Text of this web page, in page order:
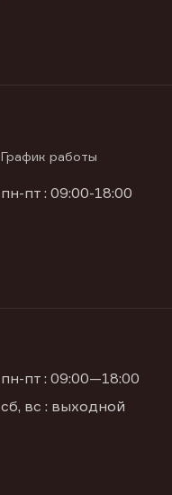
График работы
пн-пт : 09:00-18:00
пн-пт : 09:00—18:00
сб, вс : выходной